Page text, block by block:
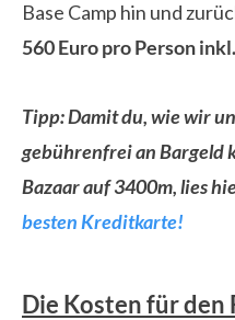
Base Camp hin und
560 Euro pro Person
Tipp: Damit du, wie wir
gebührenfrei an Bargeld
Bazaar auf 3400m, lies
besten Kreditkarte!
Die Kosten für den